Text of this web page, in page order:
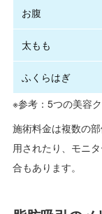
お腹
太もも
ふくらはぎ
※参考：5つの美容
施術料金は複数の
用されたり、モニ
合もあります。